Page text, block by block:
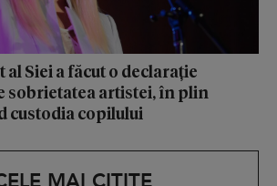
Siei a făcut o declarație
sobrietatea artistei, în plin
custodia copilului